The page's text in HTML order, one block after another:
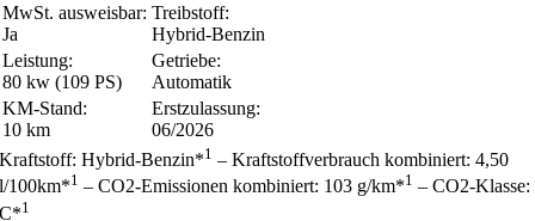
MwSt. ausweisbar:
Ja
Treibstoff:
Hybrid-Benzin
Leistung:
80 kw (109 PS)
Getriebe:
Automatik
KM-Stand:
10 km
Erstzulassung:
06/2026
Kraftstoff: Hybrid-Benzin*1 – Kraftstoffverbrauch kombiniert: 4,50
l/100km*1 – CO2-Emissionen kombiniert: 103 g/km*1 – CO2-Klasse:
C*1